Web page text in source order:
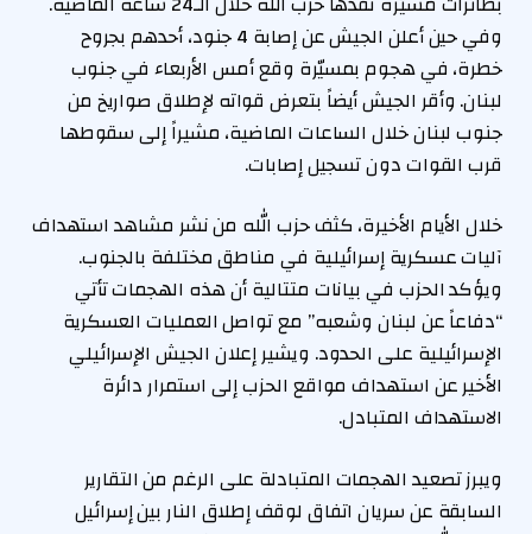
وفي حين أعلن الجيش عن إصابة 4 جنود، أحدهم بجروح
خطرة، في هجوم بمسيّرة وقع أمس الأربعاء في جنوب
لبنان. وأقر الجيش أيضاً بتعرض قواته لإطلاق صواريخ من
جنوب لبنان خلال الساعات الماضية، مشيراً إلى سقوطها
قرب القوات دون تسجيل إصابات.
خلال الأيام الأخيرة، كثف حزب الله من نشر مشاهد استهداف
آليات عسكرية إسرائيلية في مناطق مختلفة بالجنوب.
ويؤكد الحزب في بيانات متتالية أن هذه الهجمات تأتي
“دفاعاً عن لبنان وشعبه” مع تواصل العمليات العسكرية
الإسرائيلية على الحدود. ويشير إعلان الجيش الإسرائيلي
الأخير عن استهداف مواقع الحزب إلى استمرار دائرة
الاستهداف المتبادل.
ويبرز تصعيد الهجمات المتبادلة على الرغم من التقارير
السابقة عن سريان اتفاق لوقف إطلاق النار بين إسرائيل